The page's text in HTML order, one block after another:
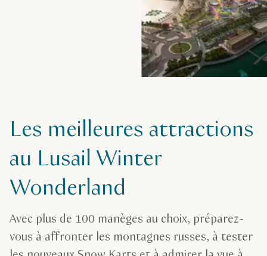
Les meilleures attractions
au Lusail Winter
Wonderland
Avec plus de 100 manèges au choix, préparez-
vous à affronter les montagnes russes, à tester